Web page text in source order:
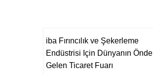
iba Fırıncılık ve Şekerleme
Endüstrisi Için Dünyanın Önde
Gelen Ticaret Fuarı